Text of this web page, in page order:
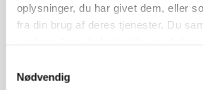
oplysninger, du har givet dem, eller
fra din brug af deres tjenester. Du
Nødvendig
MASKINER
Forserie til selvkørende
Annonce
ARRANGEMENT